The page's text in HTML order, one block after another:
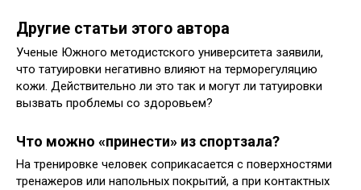
Другие статьи этого автора
Ученые Южного методистского университета заявили,
что татуировки негативно влияют на терморегуляцию
кожи. Действительно ли это так и могут ли татуировки
вызвать проблемы со здоровьем?
Что можно «принести» из спортзала?
На тренировке человек соприкасается с поверхностями
тренажеров или напольных покрытий, а при контактных